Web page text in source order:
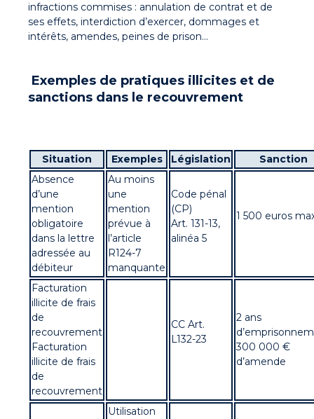
infractions commises : annulation de contrat et de
ses effets, interdiction d’exercer, dommages et
intérêts, amendes, peines de prison…
Exemples de pratiques illicites et de
sanctions dans le recouvrement
Situation Exemples Législation
Sanction
Absence
d’une
mention
obligatoire
dans la lettre
adressée au
débiteur
Au moins
une
mention
prévue à
l’article
R124-7
manquante
Code pénal
(CP)
Art. 131-13,
alinéa 5
1 500 euros
Facturation
illicite de frais
de
recouvrement
Facturation
illicite de frais
de
recouvrement
CC Art.
L132-23
2 ans
300 000 €
d’amende
Utilisation